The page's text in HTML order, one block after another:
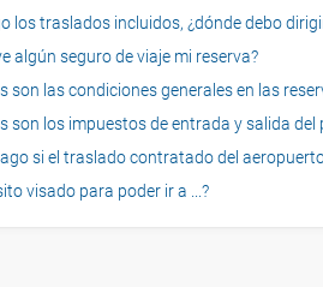
los traslados incluidos, ¿dónde debo
algún seguro de viaje mi reserva?
son las condiciones generales en las
son los impuestos de entrada y salida del
si el traslado contratado del
visado para poder ir a ...?